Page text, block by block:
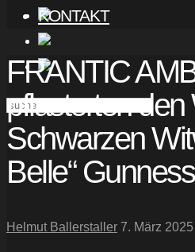
KONTAKT
FRANTIC
pflasterten den
Schwarzen
Belle“ Gunness
Helmut Ballerstaller 7. März 2025